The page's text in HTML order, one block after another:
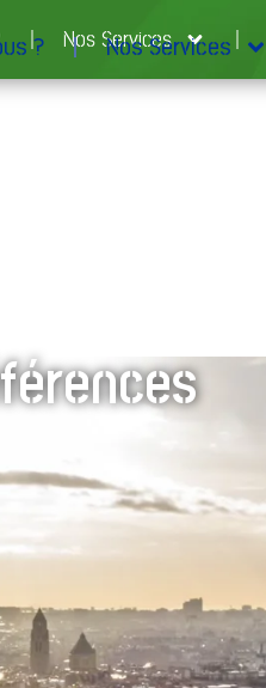
Nos Services
? Nos Services